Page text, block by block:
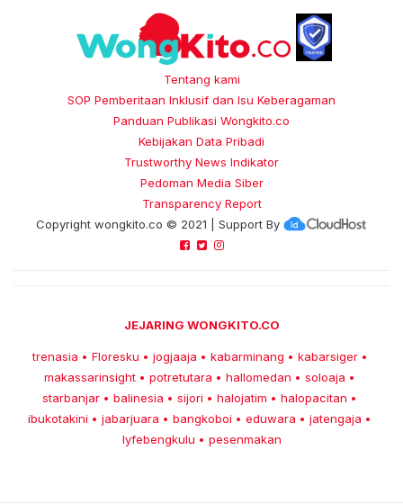
Tentang kami
SOP Pemberitaan Inklusif dan Isu Keberagaman
Panduan Publikasi Wongkito.co
Kebijakan Data Pribadi
Trustworthy News Indikator
Pedoman Media Siber
Transparency Report
Copyright wongkito.co © 2021 | Support By
JEJARING WONGKITO.CO
trenasia • Floresku • jogjaaja • kabarminang • kabarsiger •
makassarinsight • potretutara • hallomedan • soloaja •
starbanjar • balinesia • sijori • halojatim • halopacitan •
ibukotakini • jabarjuara • bangkoboi • eduwara • jatengaja •
lyfebengkulu • pesenmakan